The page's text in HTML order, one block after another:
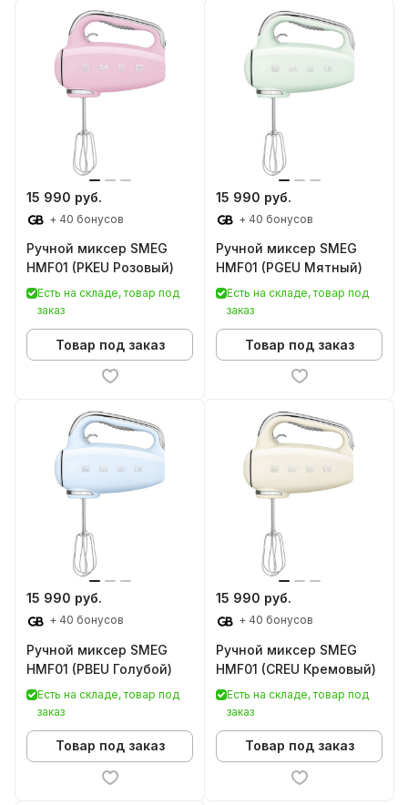
15 990 руб.
+ 40 бонусов
Ручной миксер SMEG
HMF01 (PKEU Розовый)
Есть на складе, товар под
заказ
Товар под заказ
15 990 руб.
+ 40 бонусов
Ручной миксер SMEG
HMF01 (PGEU Мятный)
Есть на складе, товар под
заказ
Товар под заказ
15 990 руб.
+ 40 бонусов
Ручной миксер SMEG
HMF01 (PBEU Голубой)
Есть на складе, товар под
заказ
Товар под заказ
15 990 руб.
+ 40 бонусов
Ручной миксер SMEG
HMF01 (CREU Кремовый)
Есть на складе, товар под
заказ
Товар под заказ